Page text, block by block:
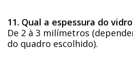
11. Qual a espessura do
De 2 à 3 milímetros
do quadro escolhido).